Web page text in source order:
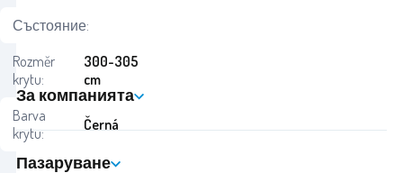
Състояние:
Rozměr
krytu:
300-305
cm
Barva
krytu:
Černá
За компанията
Пазаруване